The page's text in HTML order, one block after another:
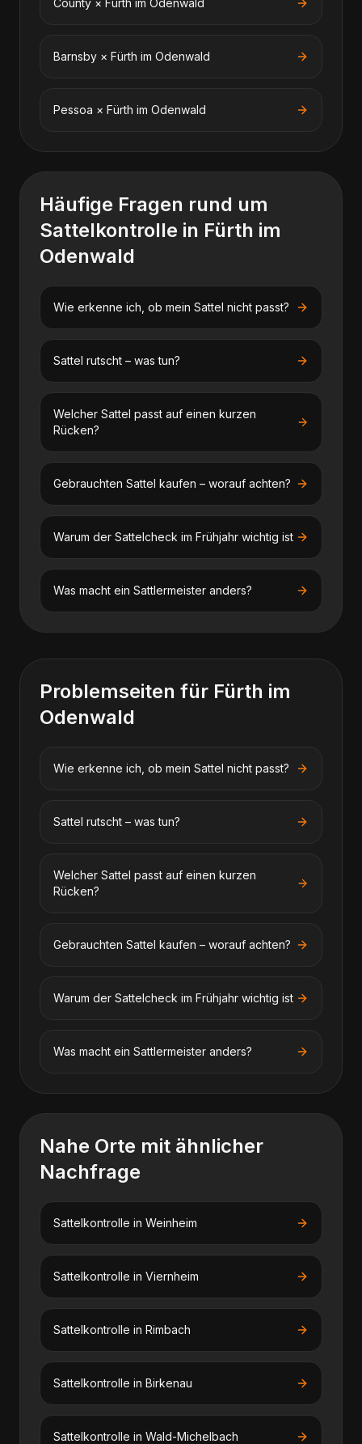
County × Fürth im Odenwald
Barnsby × Fürth im Odenwald
Pessoa × Fürth im Odenwald
Häufige Fragen rund um
Sattelkontrolle in Fürth im
Odenwald
Wie erkenne ich, ob mein Sattel nicht passt?
Sattel rutscht – was tun?
Welcher Sattel passt auf einen kurzen
Rücken?
Gebrauchten Sattel kaufen – worauf achten?
Warum der Sattelcheck im Frühjahr wichtig ist
Was macht ein Sattlermeister anders?
Problemseiten für Fürth im
Odenwald
Wie erkenne ich, ob mein Sattel nicht passt?
Sattel rutscht – was tun?
Welcher Sattel passt auf einen kurzen
Rücken?
Gebrauchten Sattel kaufen – worauf achten?
Warum der Sattelcheck im Frühjahr wichtig ist
Was macht ein Sattlermeister anders?
Nahe Orte mit ähnlicher
Nachfrage
Sattelkontrolle in Weinheim
Sattelkontrolle in Viernheim
Sattelkontrolle in Rimbach
Sattelkontrolle in Birkenau
Sattelkontrolle in Wald-Michelbach